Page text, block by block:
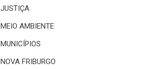
JUSTIÇA
MEIO AMBIENTE
MUNICÍPIOS
NOVA FRIBURGO